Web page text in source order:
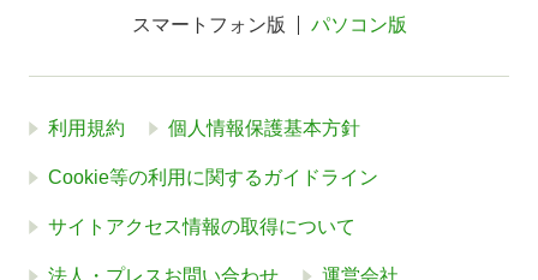
スマートフォン版 パソコン版
利用規約 個人情報保護基本方針
Cookie等の利用に関するガイドライン
サイトアクセス情報の取得について
法人・プレスお問い合わせ 運営会社